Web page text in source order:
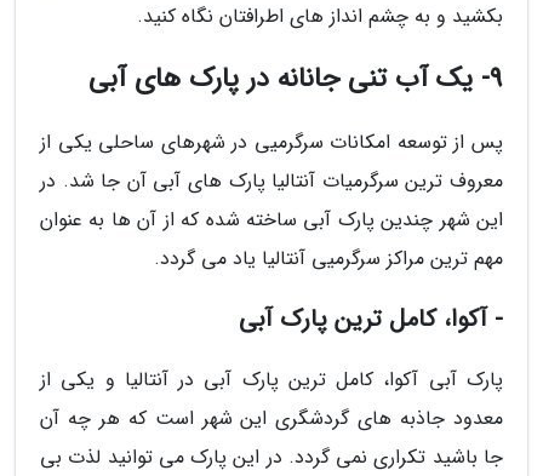
بکشید و به چشم انداز های اطرافتان نگاه کنید.
9- یک آب تنی جانانه در پارک های آبی
پس از توسعه امکانات سرگرمیی در شهرهای ساحلی یکی از
معروف ترین سرگرمیات آنتالیا پارک های آبی آن جا شد. در
این شهر چندین پارک آبی ساخته شده که از آن ها به عنوان
مهم ترین مراکز سرگرمیی آنتالیا یاد می گردد.
- آکوا، کامل ترین پارک آبی
پارک آبی آکوا، کامل ترین پارک آبی در آنتالیا و یکی از
معدود جاذبه های گردشگری این شهر است که هر چه آن
جا باشید تکراری نمی گردد. در این پارک می توانید لذت بی